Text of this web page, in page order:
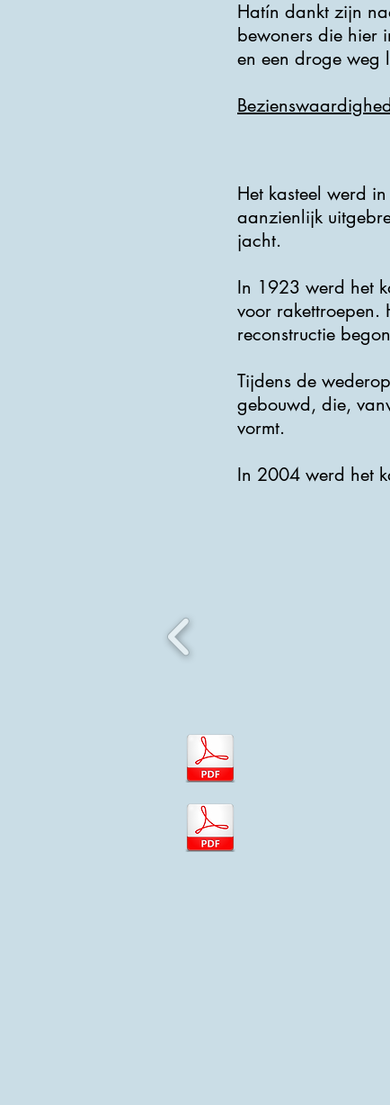
Hatín dankt zijn
bewoners die hier
en een droge weg
Het kasteel werd
aanzienlijk
jacht.
In 1923 werd het
voor rakettroepen.
reconstructie
Tijdens de
gebouwd, die,
vormt.
In 2004 werd het